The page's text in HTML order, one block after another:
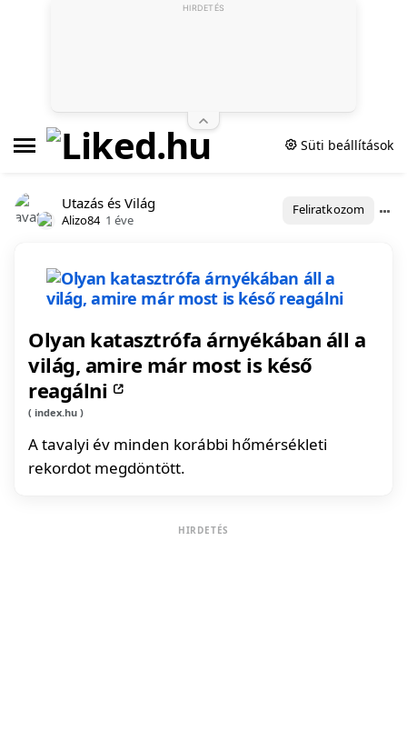
Süti beállítások
Utazás és Világ
Alizo84 1 éve
Feliratkozom
Olyan katasztrófa árnyékában áll a
világ, amire már most is késő
reagálni
index.hu
A tavalyi év minden korábbi hőmérsékleti
rekordot megdöntött.
HIRDETÉS
HIRDETÉS